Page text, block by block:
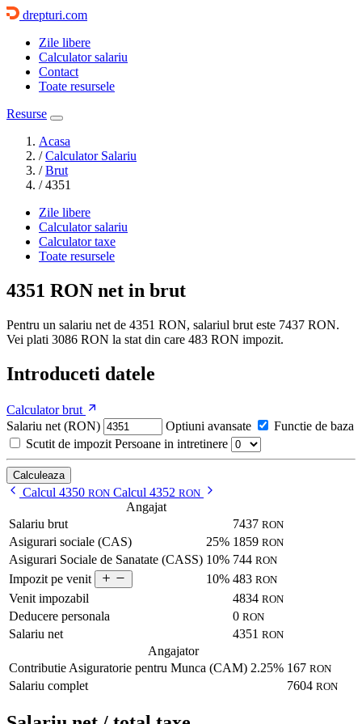
drepturi.com
Zile libere
Calculator salariu
Contact
Toate resursele
Resurse
Acasa
/ Calculator Salariu
/ Brut
/ 4351
Zile libere
Calculator salariu
Calculator taxe
Toate resursele
4351 RON net in brut
Pentru un salariu net de 4351 RON, salariul brut este 7437 RON.
Vei plati 3086 RON la stat din care 483 RON impozit.
Introduceti datele
Calculator brut
Salariu net (RON)
Optiuni avansate
Functie de baza
Scutit de impozit Persoane in intretinere
Calculeaza
Calcul 4350 RON Calcul 4352 RON
Angajat
Salariu brut
7437 RON
Asigurari sociale (CAS) 25% 1859 RON
Asigurari Sociale de Sanatate (CASS) 10% 744 RON
Impozit pe venit 10% 483 RON
Venit impozabil 4834 RON
Deducere personala 0 RON
Salariu net 4351 RON
Angajator
Contributie Asiguratorie pentru Munca (CAM) 2.25% 167 RON
Salariu complet 7604 RON